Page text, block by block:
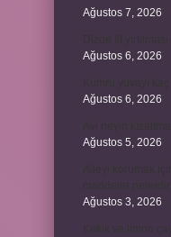
Ağustos 7, 2026
Ağustos 6, 2026
Ağustos 6, 2026
Ağustos 5, 2026
Ağustos 3, 2026